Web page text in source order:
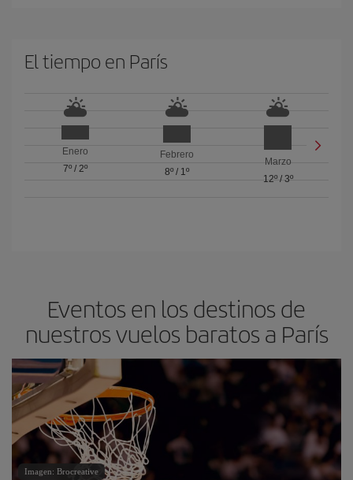
El tiempo en París
Enero
7º/ 2º
Febrero
8º/ 1º
Marzo
12º/ 3º
Eventos en los destinos de
nuestros vuelos baratos a París
Imagen: Brocreative